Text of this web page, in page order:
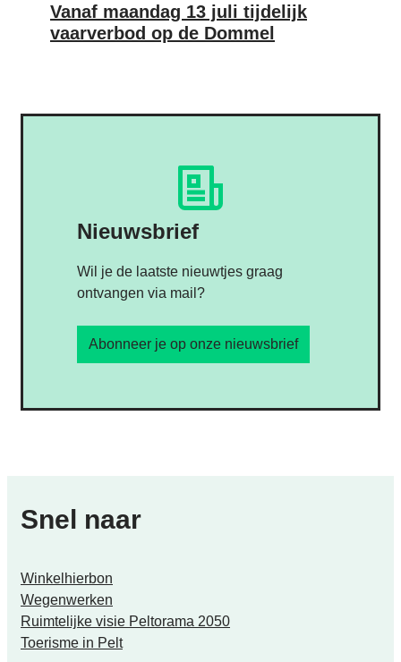
Vanaf maandag 13 juli tijdelijk
vaarverbod op de Dommel
Nieuwsbrief
Wil je de laatste nieuwtjes graag
ontvangen via mail?
Abonneer je op onze nieuwsbrief
Snel naar
Winkelhierbon
Wegenwerken
Ruimtelijke visie Peltorama 2050
Toerisme in Pelt